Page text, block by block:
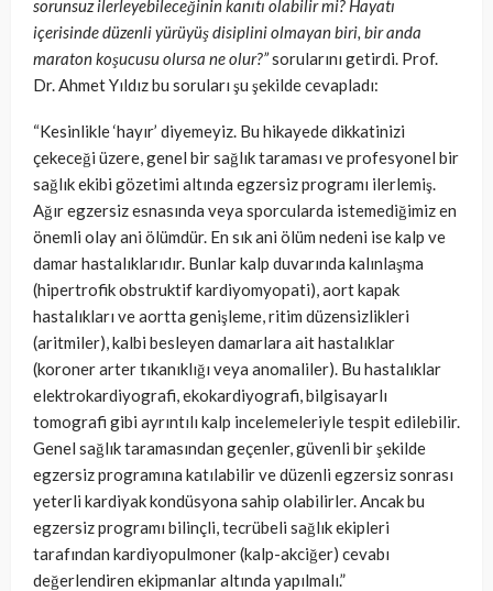
sorunsuz ilerleyebileceğinin kanıtı olabilir mi? Hayatı
içerisinde düzenli yürüyüş disiplini olmayan biri, bir anda
maraton koşucusu olursa ne olur?”sorularını getirdi. Prof.
Dr. Ahmet Yıldız bu soruları şu şekilde cevapladı:
“Kesinlikle ‘hayır’ diyemeyiz. Bu hikayede dikkatinizi
çekeceği üzere, genel bir sağlık taraması ve profesyonel bir
sağlık ekibi gözetimi altında egzersiz programı ilerlemiş.
Ağır egzersiz esnasında veya sporcularda istemediğimiz en
önemli olay ani ölümdür. En sık ani ölüm nedeni ise kalp ve
damar hastalıklarıdır. Bunlar kalp duvarında kalınlaşma
(hipertrofik obstruktif kardiyomyopati), aort kapak
hastalıkları ve aortta genişleme, ritim düzensizlikleri
(aritmiler), kalbi besleyen damarlara ait hastalıklar
(koroner arter tıkanıklığı veya anomaliler). Bu hastalıklar
elektrokardiyografi, ekokardiyografi, bilgisayarlı
tomografi gibi ayrıntılı kalp incelemeleriyle tespit edilebilir.
Genel sağlık taramasından geçenler, güvenli bir şekilde
egzersiz programına katılabilir ve düzenli egzersiz sonrası
yeterli kardiyak kondüsyona sahip olabilirler. Ancak bu
egzersiz programı bilinçli, tecrübeli sağlık ekipleri
tarafından kardiyopulmoner (kalp-akciğer) cevabı
değerlendiren ekipmanlar altında yapılmalı.”